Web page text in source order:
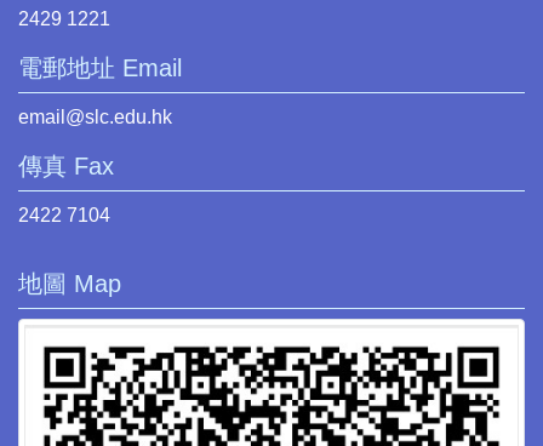
2429 1221
電郵地址 Email
email@slc.edu.hk
傳真 Fax
2422 7104
地圖 Map